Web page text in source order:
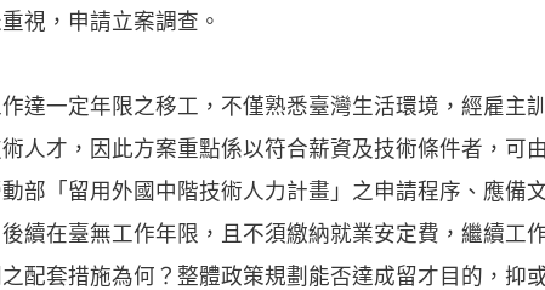
視，申請立案調查。
達一定年限之移工，不僅熟悉臺灣生活環境，經雇主
人才，因此方案重點係以符合薪資及技術條件者，可
部「留用外國中階技術人力計畫」之申請程序、應備
續在臺無工作年限，且不須繳納就業安定費，繼續工
配套措施為何？整體政策規劃能否達成留才目的，抑